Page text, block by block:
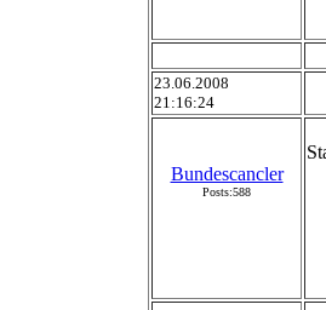
23.06.2008
21:16:24
Bundescancler
Posts:588